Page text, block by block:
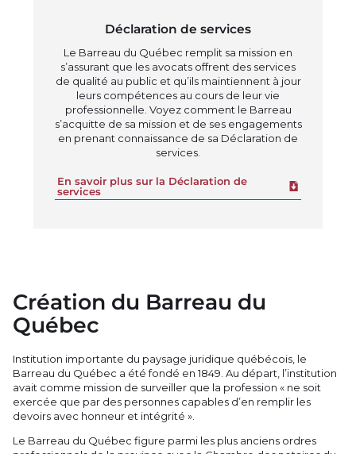
Déclaration de services
Le Barreau du Québec remplit sa mission en
s’assurant que les avocats offrent des services
de qualité au public et qu’ils maintiennent à jour
leurs compétences au cours de leur vie
professionnelle. Voyez comment le Barreau
s’acquitte de sa mission et de ses engagements
en prenant connaissance de sa Déclaration de
services.
En savoir plus sur la Déclaration de
services
Download
Création du Barreau du
Québec
Institution importante du paysage juridique québécois, le
Barreau du Québec a été fondé en 1849. Au départ, l’institution
avait comme mission de surveiller que la profession « ne soit
exercée que par des personnes capables d’en remplir les
devoirs avec honneur et intégrité ».
Le Barreau du Québec figure parmi les plus anciens ordres